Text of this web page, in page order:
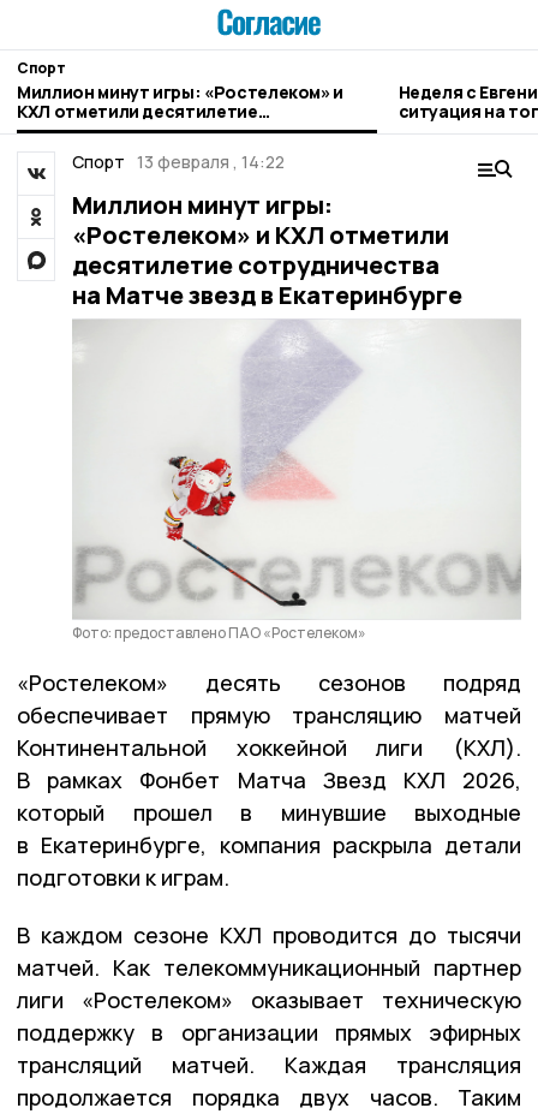
Спорт
Миллион минут игры: «Ростелеком» и
КХЛ отметили десятилетие
сотрудничества на Матче звезд в
Екатеринбурге
Неделя с
ситуация на
городе и
Спорт 13 февраля , 14:22
Миллион минут игры:
«Ростелеком» и КХЛ отметили
десятилетие сотрудничества
на Матче звезд в Екатеринбурге
Фото: предоставлено ПАО «Ростелеком»
«Ростелеком» десять сезонов подряд
обеспечивает прямую трансляцию матчей
Континентальной хоккейной лиги (КХЛ).
В рамках Фонбет Матча Звезд КХЛ 2026,
который прошел в минувшие выходные
в Екатеринбурге, компания раскрыла детали
подготовки к играм.
В каждом сезоне КХЛ проводится до тысячи
матчей. Как телекоммуникационный партнер
лиги «Ростелеком» оказывает техническую
поддержку в организации прямых эфирных
трансляций матчей. Каждая трансляция
продолжается порядка двух часов. Таким